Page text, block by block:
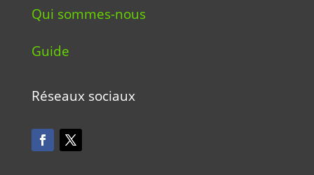
Qui sommes-nous
Guide
Réseaux sociaux